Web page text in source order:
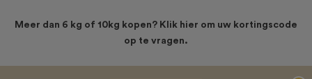
Meer dan 6 kg of 10kg kopen? Klik hier om uw kortingscode
op te vragen.